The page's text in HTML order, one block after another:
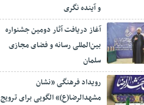
و آینده نگری
آغاز دریافت آثار دومین جشنواره
بین‌المللی رسانه و فضای مجازی
سلمان
رویداد فرهنگی «نشان
مشهدالرضا(ع)» الگویی برای ترویج